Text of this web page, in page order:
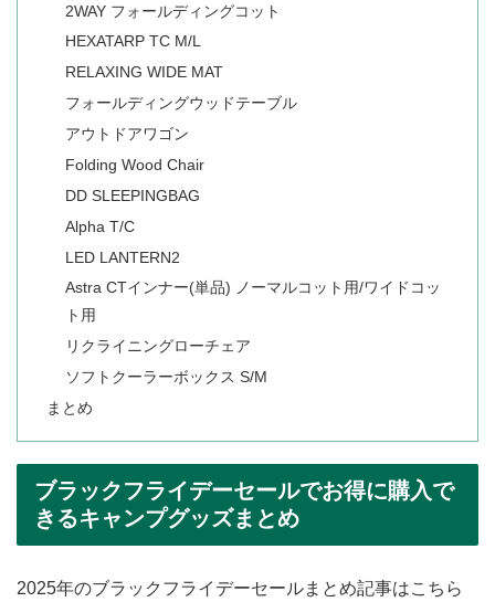
2WAY フォールディングコット
HEXATARP TC M/L
RELAXING WIDE MAT
フォールディングウッドテーブル
アウトドアワゴン
Folding Wood Chair
DD SLEEPINGBAG
Alpha T/C
LED LANTERN2
Astra CTインナー(単品) ノーマルコット用/ワイドコッ
ト用
リクライニングローチェア
ソフトクーラーボックス S/M
まとめ
ブラックフライデーセールでお得に購入で
きるキャンプグッズまとめ
2025年のブラックフライデーセールまとめ記事はこちら